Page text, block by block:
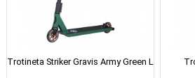
Trotineta Striker Gravis Army Green L